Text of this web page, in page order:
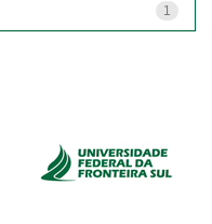
1